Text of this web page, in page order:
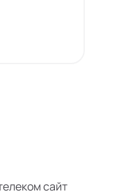
сайт